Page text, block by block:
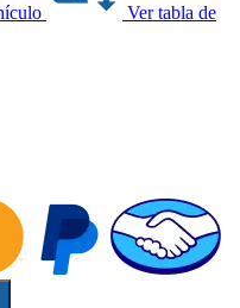
Ver tabla de